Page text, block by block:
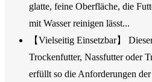
glatte, feine Oberfläche, die
mit Wasser reinigen lässt...
【Vielseitig Einsetzbar】
Trockenfutter, Nassfutter oder
erfüllt so die Anforderungen